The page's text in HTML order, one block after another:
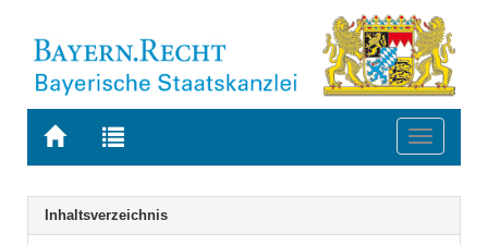
Zur
BAYERN.RECHT
Zur
letzten
Suche
Toggle
Navigation
Inhaltsverzeichnis